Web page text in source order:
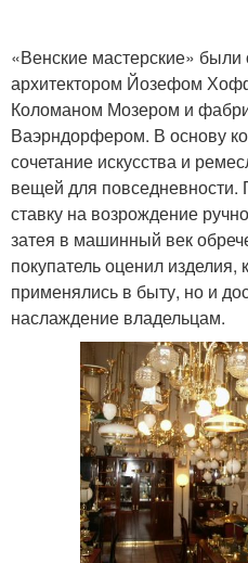
«Венские мастерские»
архитектором Йозефом
Коломаном Мозером и
Ваэрндорфером. В основу
сочетание искусства и
вещей для
ставку на возрождение
затея в машинный век
покупатель оценил
применялись в быту, но и
наслаждение владельцам.